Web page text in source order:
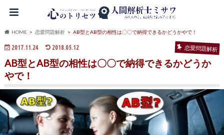
HOME 恋愛問題解析 AB型とAB型の相性は〇〇で納得できるかどうかやで！
2017.11.24 2018.05.12 恋愛問題解析
AB型とAB型の相性は〇〇で納得できるかどうか
やで！